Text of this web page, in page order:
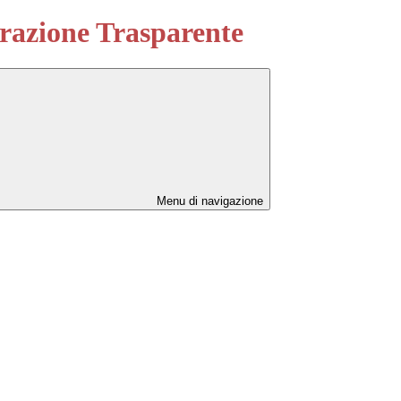
Trasparente
Menu di navigazione